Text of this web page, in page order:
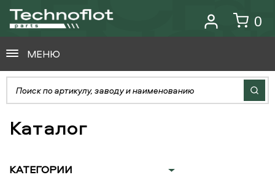
0
МЕНЮ
Каталог
КАТЕГОРИИ